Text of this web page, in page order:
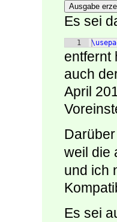
Ausgabe
Es sei
1
entfernt
auch
April
weil die
und ich
Es sei